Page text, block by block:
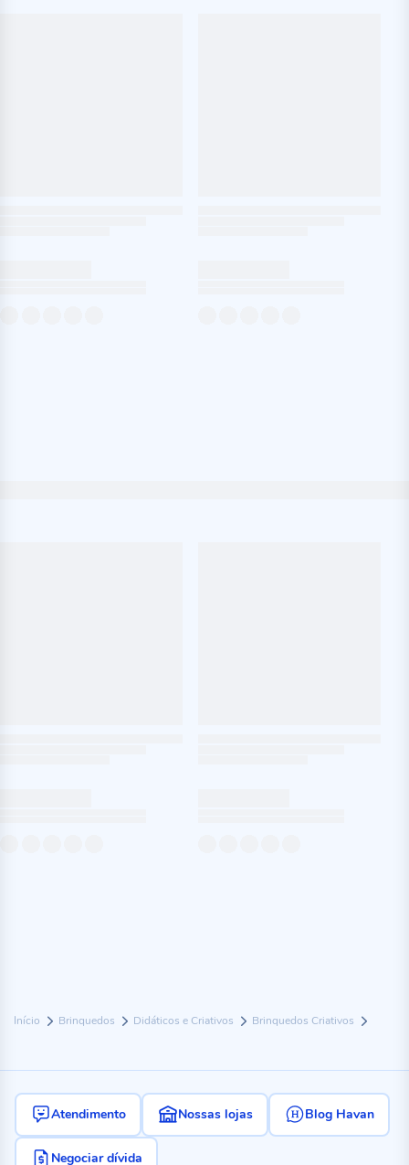
Início Brinquedos Didáticos e Criativos Brinquedos Criativos
Atendimento Nossas lojas Blog Havan
Negociar dívida